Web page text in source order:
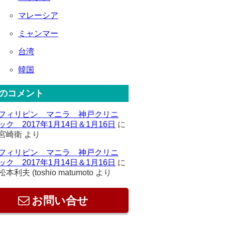
マレーシア
ミャンマー
台湾
韓国
コメント
ィリピン マニラ 神戸クリニ
ク 2017年1月14日＆1月16日 に
崎衛 より
ィリピン マニラ 神戸クリニ
ク 2017年1月14日＆1月16日 に
本利夫 (toshio matumoto より
お問い合せ